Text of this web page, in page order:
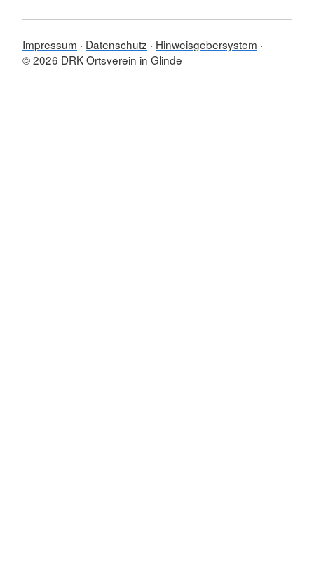
Impressum Datenschutz
Hinweisgebersystem
© 2026 DRK Ortsverein in Glinde